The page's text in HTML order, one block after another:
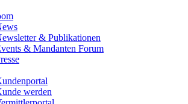
& Publikationen
& Mandanten Forum
werden